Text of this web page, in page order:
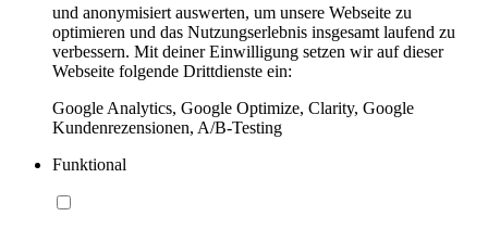
und anonymisiert auswerten, um unsere Webseite zu
optimieren und das Nutzungserlebnis insgesamt laufend zu
verbessern. Mit deiner Einwilligung setzen wir auf dieser
Webseite folgende Drittdienste ein:
Google Analytics, Google Optimize, Clarity, Google
Kundenrezensionen, A/B-Testing
Funktional